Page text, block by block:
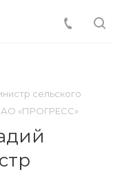
сельского
АО «ПРОГРЕСС»